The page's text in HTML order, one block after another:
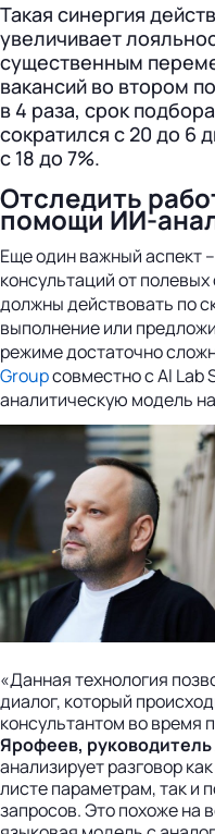
Такая синергия
увеличивает
существенным
вакансий во втором
в 4 раза, срок
сократился с 20 до 6
с 18 до 7%.
Отследить
помощи ИИ-
Еще один важный аспект
консультаций от
должны действовать по
выполнение или
режиме достаточно
Groupсовместно с Al
аналитическую модель
«Данная технология
диалог, который
консультантом во время
Ярофеев,
анализирует разговор
листе параметрам, так и
запросов. Это похоже на